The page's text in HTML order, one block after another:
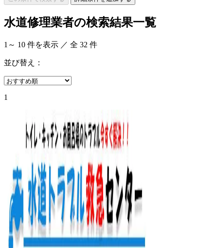
水道修理業者の検索結果一覧
1 ～ 10 件を表示 ／ 全 32 件
並び替え：
1